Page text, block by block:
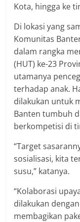
Kota, hingga ke
Di lokasi yang
Komunitas
dalam rangka
(HUT) ke-23
utamanya
terhadap anak.
dilakukan untuk
Banten tumbuh
berkompetisi di
“Target
sosialisasi, kita
susu,” katanya.
“Kolaborasi
dilakukan
membagikan